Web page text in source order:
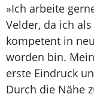
»Ich arbeite
Velder, da ich
kompetent in
worden bin.
erste Eindruck
Durch die Nähe